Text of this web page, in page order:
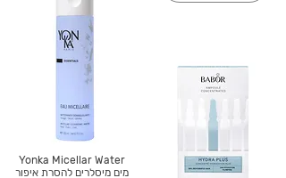
Yonka Micellar Water
מים מיסלרים להסרת איפור